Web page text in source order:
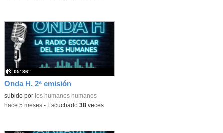
Onda H. 2ª emisión
subido por Ies humanes humanes
05′ 36″
-hace 5 meses- Escuchado 38veces